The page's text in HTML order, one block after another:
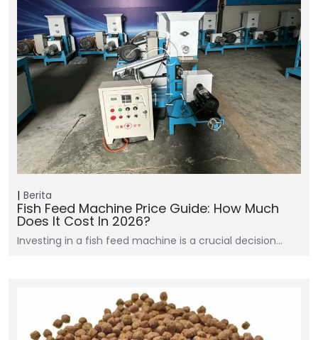
Berita
Fish Feed Machine Price Guide: How Much
Does It Cost In 2026?
Investing in a fish feed machine is a crucial decision…